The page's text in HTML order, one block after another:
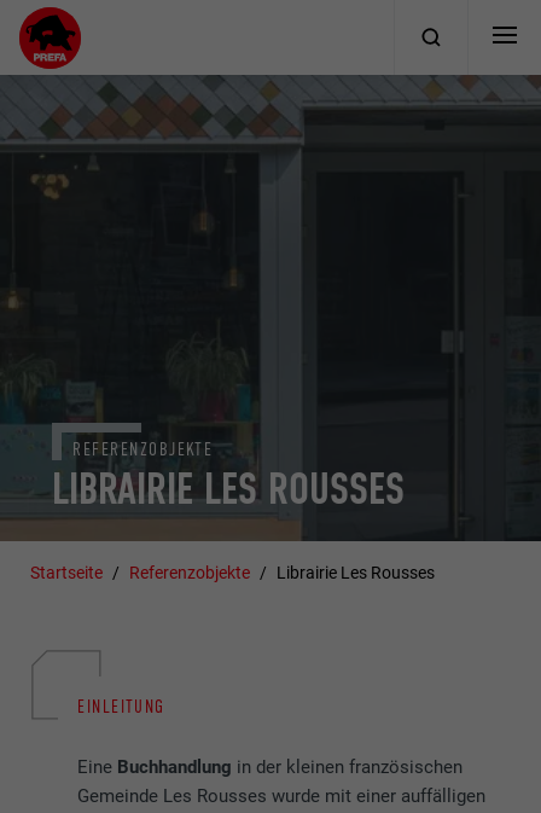
LIBRAIRIE LES ROUSSES
REFERENZOBJEKTE
Startseite Referenzobjekte Librairie Les Rousses
EINLEITUNG
Eine Buchhandlung in der kleinen französischen
Gemeinde Les Rousses wurde mit einer auffälligen